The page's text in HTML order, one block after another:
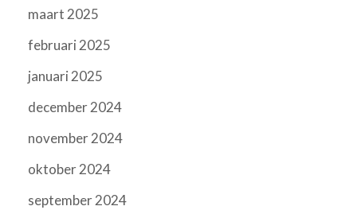
maart 2025
februari 2025
januari 2025
december 2024
november 2024
oktober 2024
september 2024